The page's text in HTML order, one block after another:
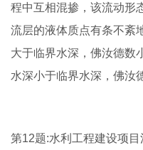
程中互相混掺，该流动形
流层的液体质点有条不紊
大于临界水深，佛汝德数
水深小于临界水深，佛汝
第12题:水利工程建设项